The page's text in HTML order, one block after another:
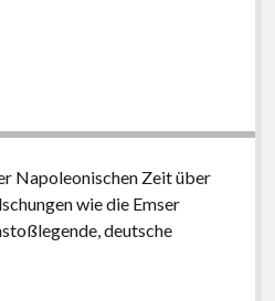
Napoleonischen Zeit über
wie die Emser
deutsche